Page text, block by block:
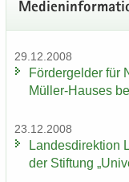
29.12.2008
För­der­gel­der für
Müller-Hauses
23.12.2008
Lan­des­di­rek­ti­on
der Stif­tung